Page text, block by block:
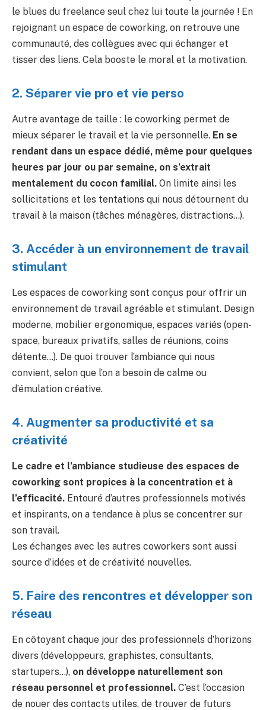
le blues du freelance seul chez lui toute la journée ! En
rejoignant un espace de coworking, on retrouve une
communauté, des collègues avec qui échanger et
tisser des liens. Cela booste le moral et la motivation.
2. Séparer vie pro et vie perso
Autre avantage de taille : le coworking permet de
mieux séparer le travail et la vie personnelle. En se
rendant dans un espace dédié, même pour quelques
heures par jour ou par semaine, on s’extrait
mentalement du cocon familial. On limite ainsi les
sollicitations et les tentations qui nous détournent du
travail à la maison (tâches ménagères, distractions…).
3. Accéder à un environnement de travail
stimulant
Les espaces de coworking sont conçus pour offrir un
environnement de travail agréable et stimulant. Design
moderne, mobilier ergonomique, espaces variés (open-
space, bureaux privatifs, salles de réunions, coins
détente…). De quoi trouver l’ambiance qui nous
convient, selon que l’on a besoin de calme ou
d’émulation créative.
4. Augmenter sa productivité et sa
créativité
Le cadre et l’ambiance studieuse des espaces de
coworking sont propices à la concentration et à
l’efficacité. Entouré d’autres professionnels motivés
et inspirants, on a tendance à plus se concentrer sur
son travail.
Les échanges avec les autres coworkers sont aussi
source d’idées et de créativité nouvelles.
5. Faire des rencontres et développer son
réseau
En côtoyant chaque jour des professionnels d’horizons
divers (développeurs, graphistes, consultants,
startupers…), on développe naturellement son
réseau personnel et professionnel. C’est l’occasion
de nouer des contacts utiles, de trouver de futurs